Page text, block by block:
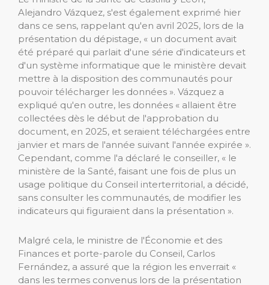
Alejandro Vázquez, s'est également exprimé hier
dans ce sens, rappelant qu'en avril 2025, lors de la
présentation du dépistage, « un document avait
été préparé qui parlait d'une série d'indicateurs et
d'un système informatique que le ministère devait
mettre à la disposition des communautés pour
pouvoir télécharger les données ». Vázquez a
expliqué qu'en outre, les données « allaient être
collectées dès le début de l'approbation du
document, en 2025, et seraient téléchargées entre
janvier et mars de l'année suivant l'année expirée ».
Cependant, comme l'a déclaré le conseiller, « le
ministère de la Santé, faisant une fois de plus un
usage politique du Conseil interterritorial, a décidé,
sans consulter les communautés, de modifier les
indicateurs qui figuraient dans la présentation ».
Malgré cela, le ministre de l'Économie et des
Finances et porte-parole du Conseil, Carlos
Fernández, a assuré que la région les enverrait «
dans les termes convenus lors de la présentation